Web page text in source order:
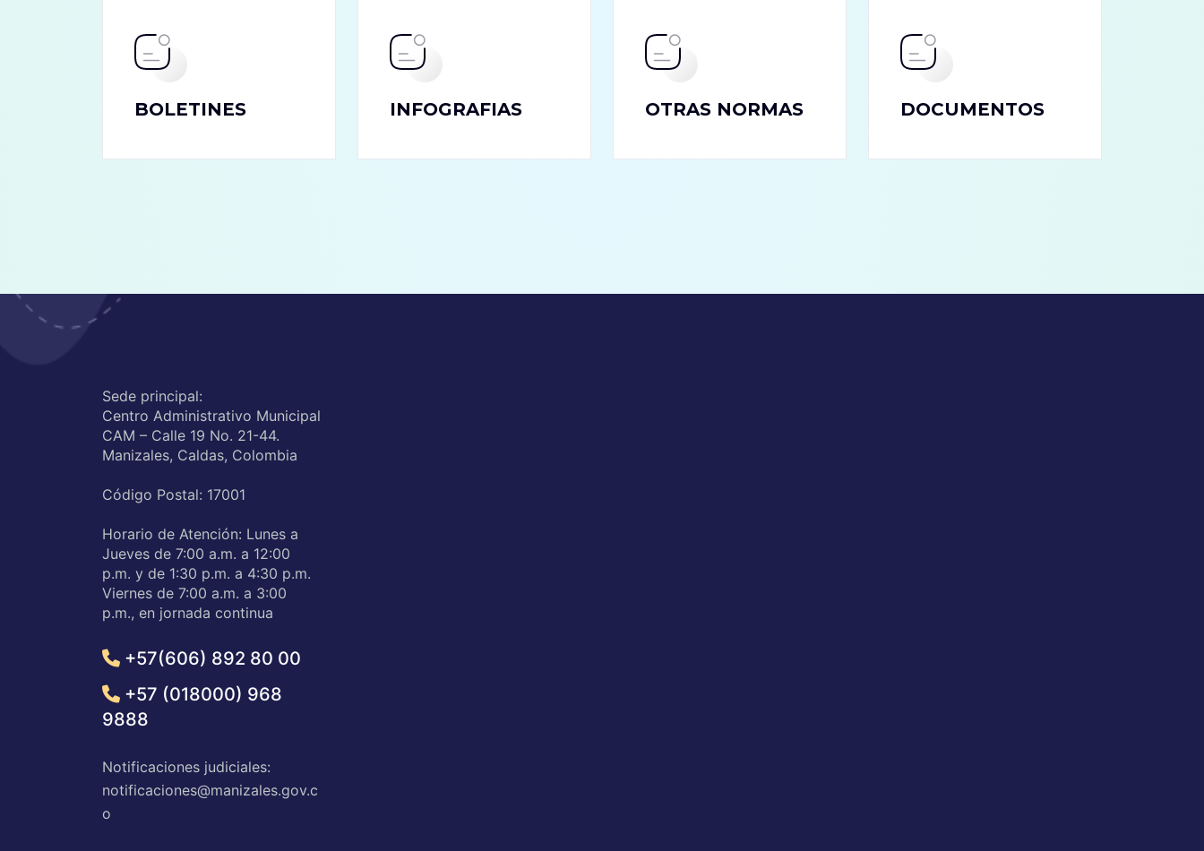
BOLETINES INFOGRAFIAS OTRAS NORMAS DOCUMENTOS
Sede principal:
Centro Administrativo Municipal
CAM – Calle 19 No. 21-44.
Manizales, Caldas, Colombia
Código Postal: 17001
Horario de Atención: Lunes a
Jueves de 7:00 a.m. a 12:00
p.m. y de 1:30 p.m. a 4:30 p.m.
Viernes de 7:00 a.m. a 3:00
p.m., en jornada continua
+57(606) 892 80 00
+57 (018000) 968
9888
Notificaciones judiciales:
notificaciones@manizales.gov.c
o